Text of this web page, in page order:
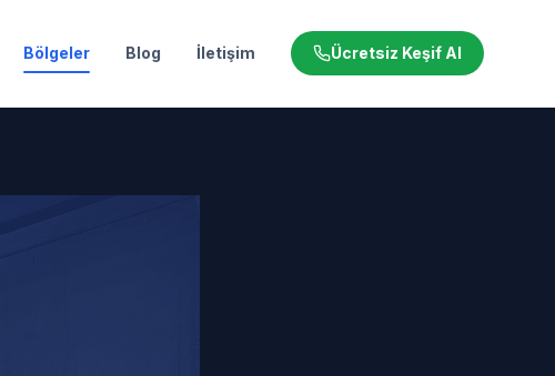
Bölgeler Blog İletişim Ücretsiz Keşif Al